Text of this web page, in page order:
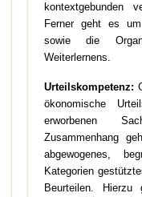
kontextgebunden
Ferner geht es
sowie die
Weiterlernens.
Urteilskompetenz:
ökonomische
erworbenen
Zusammenhang
abgewogenes,
Kategorien
Beurteilen.